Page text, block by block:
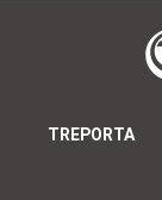
TREPORTA